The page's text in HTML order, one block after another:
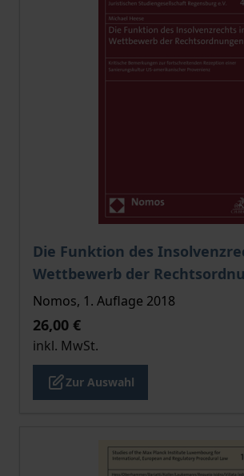
Die Funktion des
Wettbewerb der
Der Preis dieses Titels richtet
Nomos, 1. Auflage 2018
26,00 €
inkl. MwSt.
Zur Auswahl